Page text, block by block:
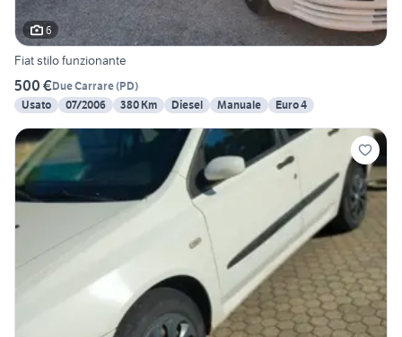
6
Fiat stilo funzionante
500 €Due Carrare(PD)
Usato
07/2006 380 Km Diesel Manuale Euro 4